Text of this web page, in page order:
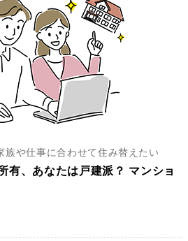
族や仕事に合わせて住み替えたい
有、あなたは戸建派？ マンショ